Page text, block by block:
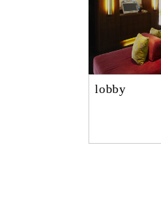
lobby